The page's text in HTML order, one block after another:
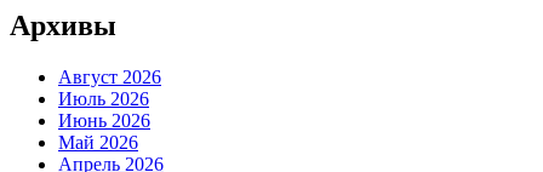
Архивы
Август 2026
Июль 2026
Июнь 2026
Май 2026
Апрель 2026